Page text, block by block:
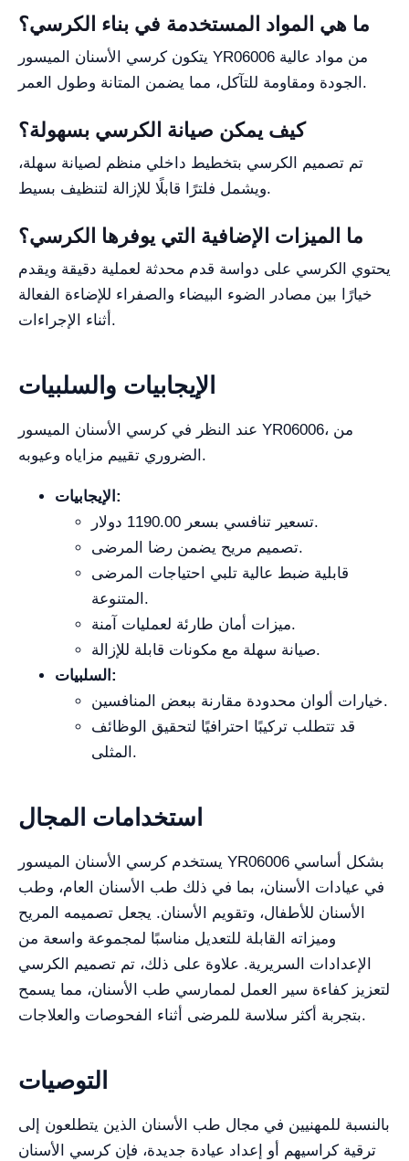
ما هي المواد المستخدمة في بناء الكرسي؟
يتكون كرسي الأسنان الميسور YR06006 من مواد عالية
الجودة ومقاومة للتآكل، مما يضمن المتانة وطول العمر.
كيف يمكن صيانة الكرسي بسهولة؟
تم تصميم الكرسي بتخطيط داخلي منظم لصيانة سهلة،
ويشمل فلترًا قابلًا للإزالة لتنظيف بسيط.
ما الميزات الإضافية التي يوفرها الكرسي؟
يحتوي الكرسي على دواسة قدم محدثة لعملية دقيقة ويقدم
خيارًا بين مصادر الضوء البيضاء والصفراء للإضاءة الفعالة
أثناء الإجراءات.
الإيجابيات والسلبيات
عند النظر في كرسي الأسنان الميسور YR06006، من
الضروري تقييم مزاياه وعيوبه.
الإيجابيات:
تسعير تنافسي بسعر 1190.00 دولار.
تصميم مريح يضمن رضا المرضى.
قابلية ضبط عالية تلبي احتياجات المرضى
المتنوعة.
ميزات أمان طارئة لعمليات آمنة.
صيانة سهلة مع مكونات قابلة للإزالة.
السلبيات:
خيارات ألوان محدودة مقارنة ببعض المنافسين.
قد تتطلب تركيبًا احترافيًا لتحقيق الوظائف
المثلى.
استخدامات المجال
يستخدم كرسي الأسنان الميسور YR06006 بشكل أساسي
في عيادات الأسنان، بما في ذلك طب الأسنان العام، وطب
الأسنان للأطفال، وتقويم الأسنان. يجعل تصميمه المريح
وميزاته القابلة للتعديل مناسبًا لمجموعة واسعة من
الإعدادات السريرية. علاوة على ذلك، تم تصميم الكرسي
لتعزيز كفاءة سير العمل لممارسي طب الأسنان، مما يسمح
بتجربة أكثر سلاسة للمرضى أثناء الفحوصات والعلاجات.
التوصيات
بالنسبة للمهنيين في مجال طب الأسنان الذين يتطلعون إلى
ترقية كراسيهم أو إعداد عيادة جديدة، فإن كرسي الأسنان